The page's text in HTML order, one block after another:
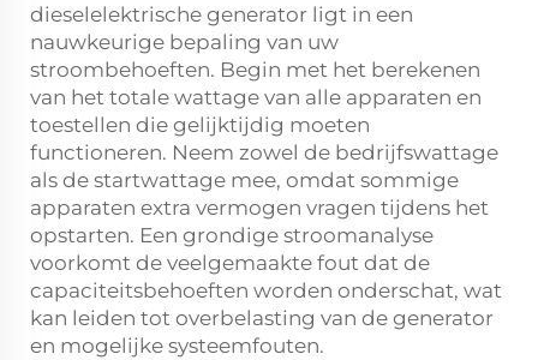
dieselelektrische generator ligt in een
nauwkeurige bepaling van uw
stroombehoeften. Begin met het berekenen
van het totale wattage van alle apparaten en
toestellen die gelijktijdig moeten
functioneren. Neem zowel de bedrijfswattage
als de startwattage mee, omdat sommige
apparaten extra vermogen vragen tijdens het
opstarten. Een grondige stroomanalyse
voorkomt de veelgemaakte fout dat de
capaciteitsbehoeften worden onderschat, wat
kan leiden tot overbelasting van de generator
en mogelijke systeemfouten.